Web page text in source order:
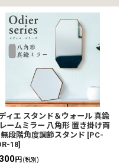
ィエ スタンド＆ウォール 真鍮
ームミラー 八角形 置き掛け両
段階角度調節スタンド [PC-
18]
円 (税別)